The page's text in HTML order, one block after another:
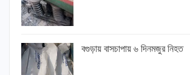
বগুড়ায় বাসচাপায় ৬ দিনমজুর নিহত